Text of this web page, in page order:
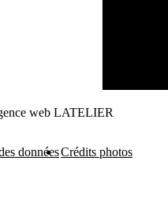
web LATELIER
donnéesCrédits photos